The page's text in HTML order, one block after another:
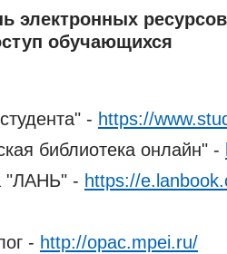
электронных
обучающихся
- https://
библиотека онлайн" -
"ЛАНЬ" - https://
- http://opac.mpei.ru/